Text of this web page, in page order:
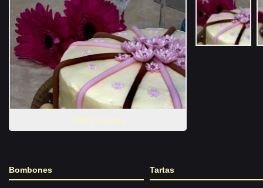
Tarta Primavera
Bombones Tartas